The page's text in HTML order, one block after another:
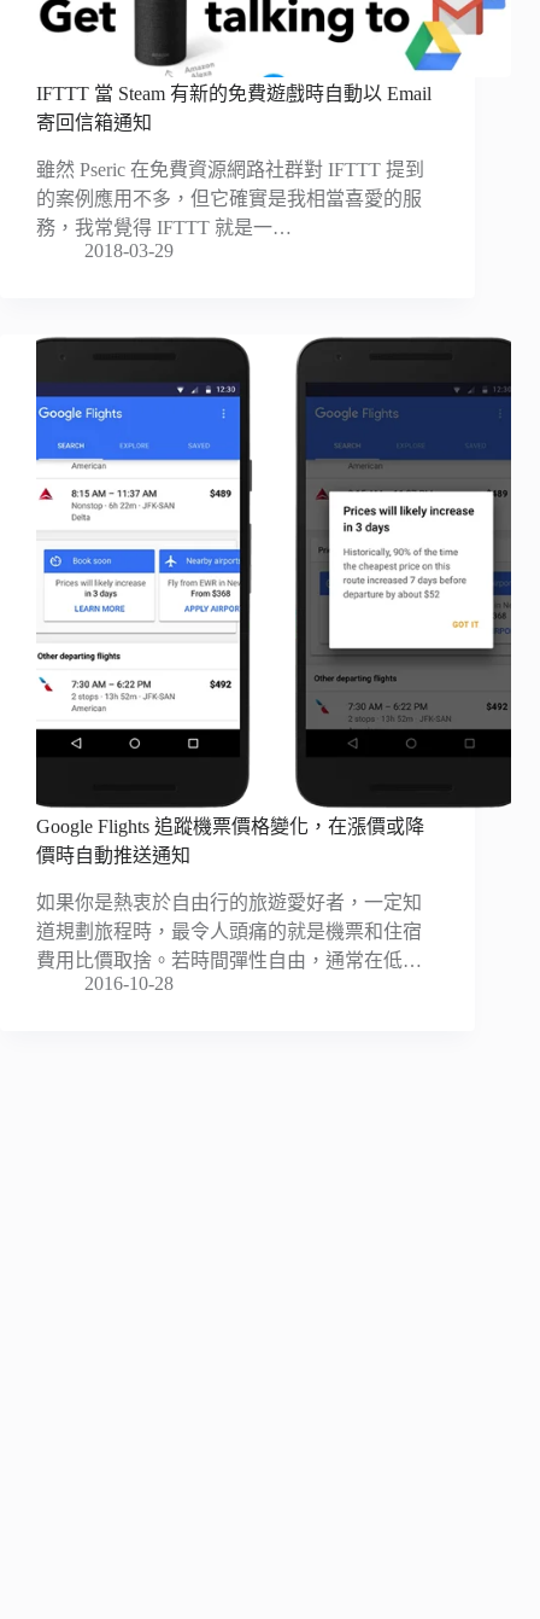
IFTTT 當 Steam 有新的免費遊戲時自動以 Email
寄回信箱通知
雖然 Pseric 在免費資源網路社群對 IFTTT 提到
的案例應用不多，但它確實是我相當喜愛的服
務，我常覺得 IFTTT 就是一…
2018-03-29
Google Flights 追蹤機票價格變化，在漲價或降
價時自動推送通知
如果你是熱衷於自由行的旅遊愛好者，一定知
道規劃旅程時，最令人頭痛的就是機票和住宿
費用比價取捨。若時間彈性自由，通常在低…
2016-10-28